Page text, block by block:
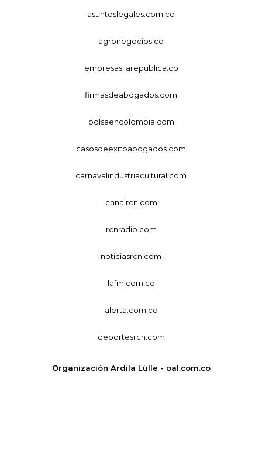
asuntoslegales.com.co
agronegocios.co
empresas.larepublica.co
firmasdeabogados.com
bolsaencolombia.com
casosdeexitoabogados.com
carnavalindustriacultural.com
canalrcn.com
rcnradio.com
noticiasrcn.com
lafm.com.co
alerta.com.co
deportesrcn.com
Organización Ardila Lülle - oal.com.co